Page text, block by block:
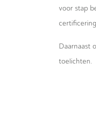
voor stap
Daarnaast
toelichten.